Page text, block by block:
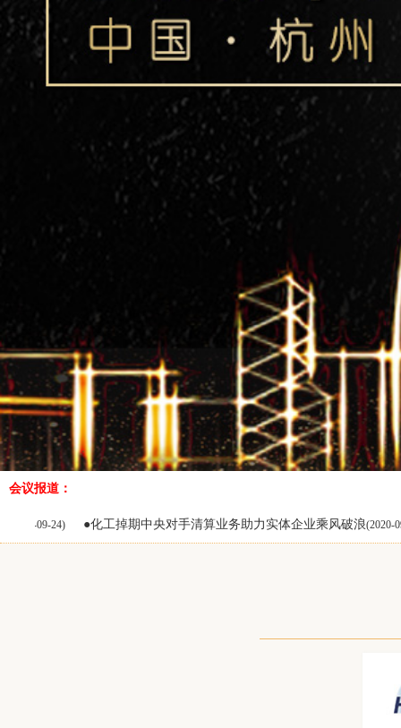
会议报道：
●化工掉期中央对手清算业务助力实体企业乘风破浪(2020-09-24) ●大炼
浙江宇丰机械有限公司
浙江和源供应链管理有限公司
敦和资产管理有限公司
杭州华成聚合纤有限公司
睿谷嘉业贸易有限公司
新疆西北中石油国际事业有限公司
上海亿京实业有限公司
厦门象屿兴泓科技发展有限公司
江苏和宣资产管理有限公司
杭州天元涤纶有限公司
福建省金纶高纤股份有限公司
航天长城贸易有限公司
湖北三宁化工股份有限公司